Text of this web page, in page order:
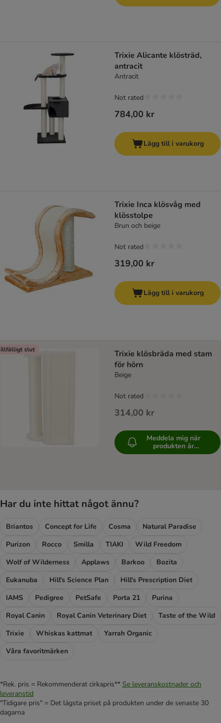
Trixie Alicante klösträd,
antracit
Antracit
784,00 kr
Not rated
Lägg till i varukorg
Trixie Inca klösvåg med
klösstolpe
Brun och beige
319,00 kr
Not rated
Lägg till i varukorg
slut
Trixie klösbräda med stam
för hörn
Beige
314,00 kr
Not rated
Meddela mig när
produkten är
tillgänglig
Har du inte hittat något ännu?
Briantos Concept for Life Cosma
Natural Paradise
Purizon
Rocco Smilla TIAKI
Wild Freedom
Wolf of Wilderness
Applaws Barkoo
Bozita
Eukanuba
Hill's Science Plan
Hill's Prescription Diet
IAMS
Pedigree PetSafe Porta 21
Purina
Royal Canin
Royal Canin Veterinary Diet
Taste of the Wild
Trixie
Whiskas kattmat
Yarrah Organic
Våra favoritmärken
*Rek. pris = Rekommenderat cirkapris** Se leveranskostnader och
leveranstid
"Tidigare pris" = Det lägsta priset på produkten under de senaste 30
dagarna